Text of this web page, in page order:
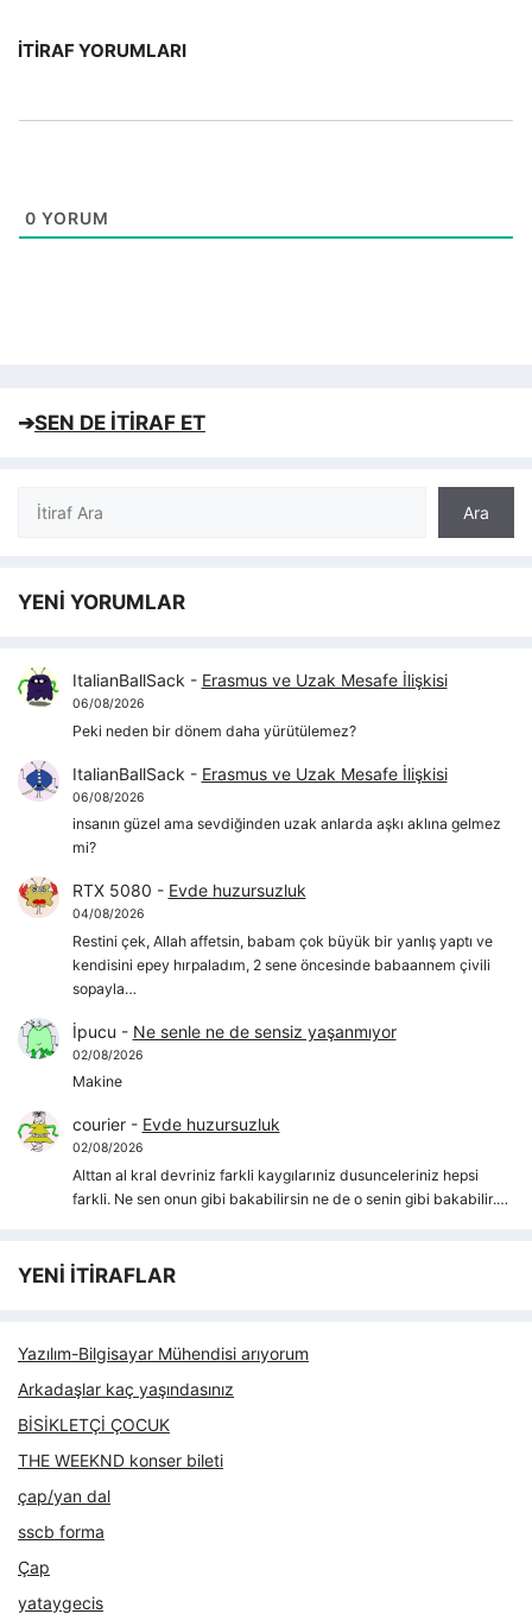
İTIRAF YORUMLARI
0 YORUM
➔SEN DE İTİRAF ET
Ara
Ara
YENİ YORUMLAR
ItalianBallSack - Erasmus ve Uzak Mesafe İlişkisi
06/08/2026
Peki neden bir dönem daha yürütülemez?
ItalianBallSack - Erasmus ve Uzak Mesafe İlişkisi
06/08/2026
insanın güzel ama sevdiğinden uzak anlarda aşkı aklına gelmez
mi?
RTX 5080 - Evde huzursuzluk
04/08/2026
Restini çek, Allah affetsin, babam çok büyük bir yanlış yaptı ve
kendisini epey hırpaladım, 2 sene öncesinde babaannem çivili
sopayla…
İpucu - Ne senle ne de sensiz yaşanmıyor
02/08/2026
Makine
courier- Evde huzursuzluk
02/08/2026
Alttan al kral devriniz farkli kaygılarıniz dusunceleriniz hepsi
farkli. Ne sen onun gibi bakabilirsin ne de o senin gibi bakabilir.…
YENİ İTİRAFLAR
Yazılım-Bilgisayar Mühendisi arıyorum
Arkadaşlar kaç yaşındasınız
BİSİKLETÇİ ÇOCUK
THE WEEKND konser bileti
çap/yan dal
sscb forma
Çap
yataygecis